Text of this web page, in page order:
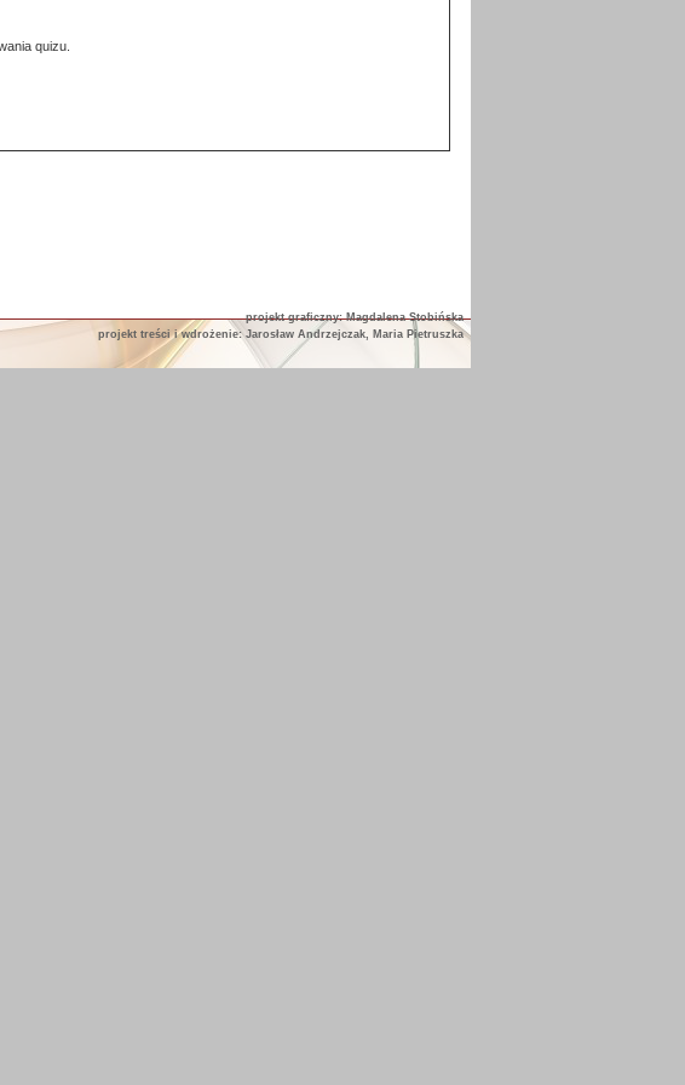
quizu.
projekt graficzny: Magdalena Stobińska
projekt treści i wdrożenie: Jarosław Andrzejczak, Maria Pietruszka